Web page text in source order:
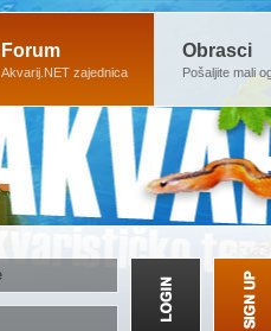
Forum
Akvarij.NET zajednica
Obrasci
Pošaljite mali